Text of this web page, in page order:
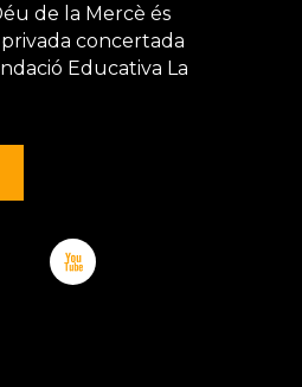
de la Mercè és
concertada
Educativa La